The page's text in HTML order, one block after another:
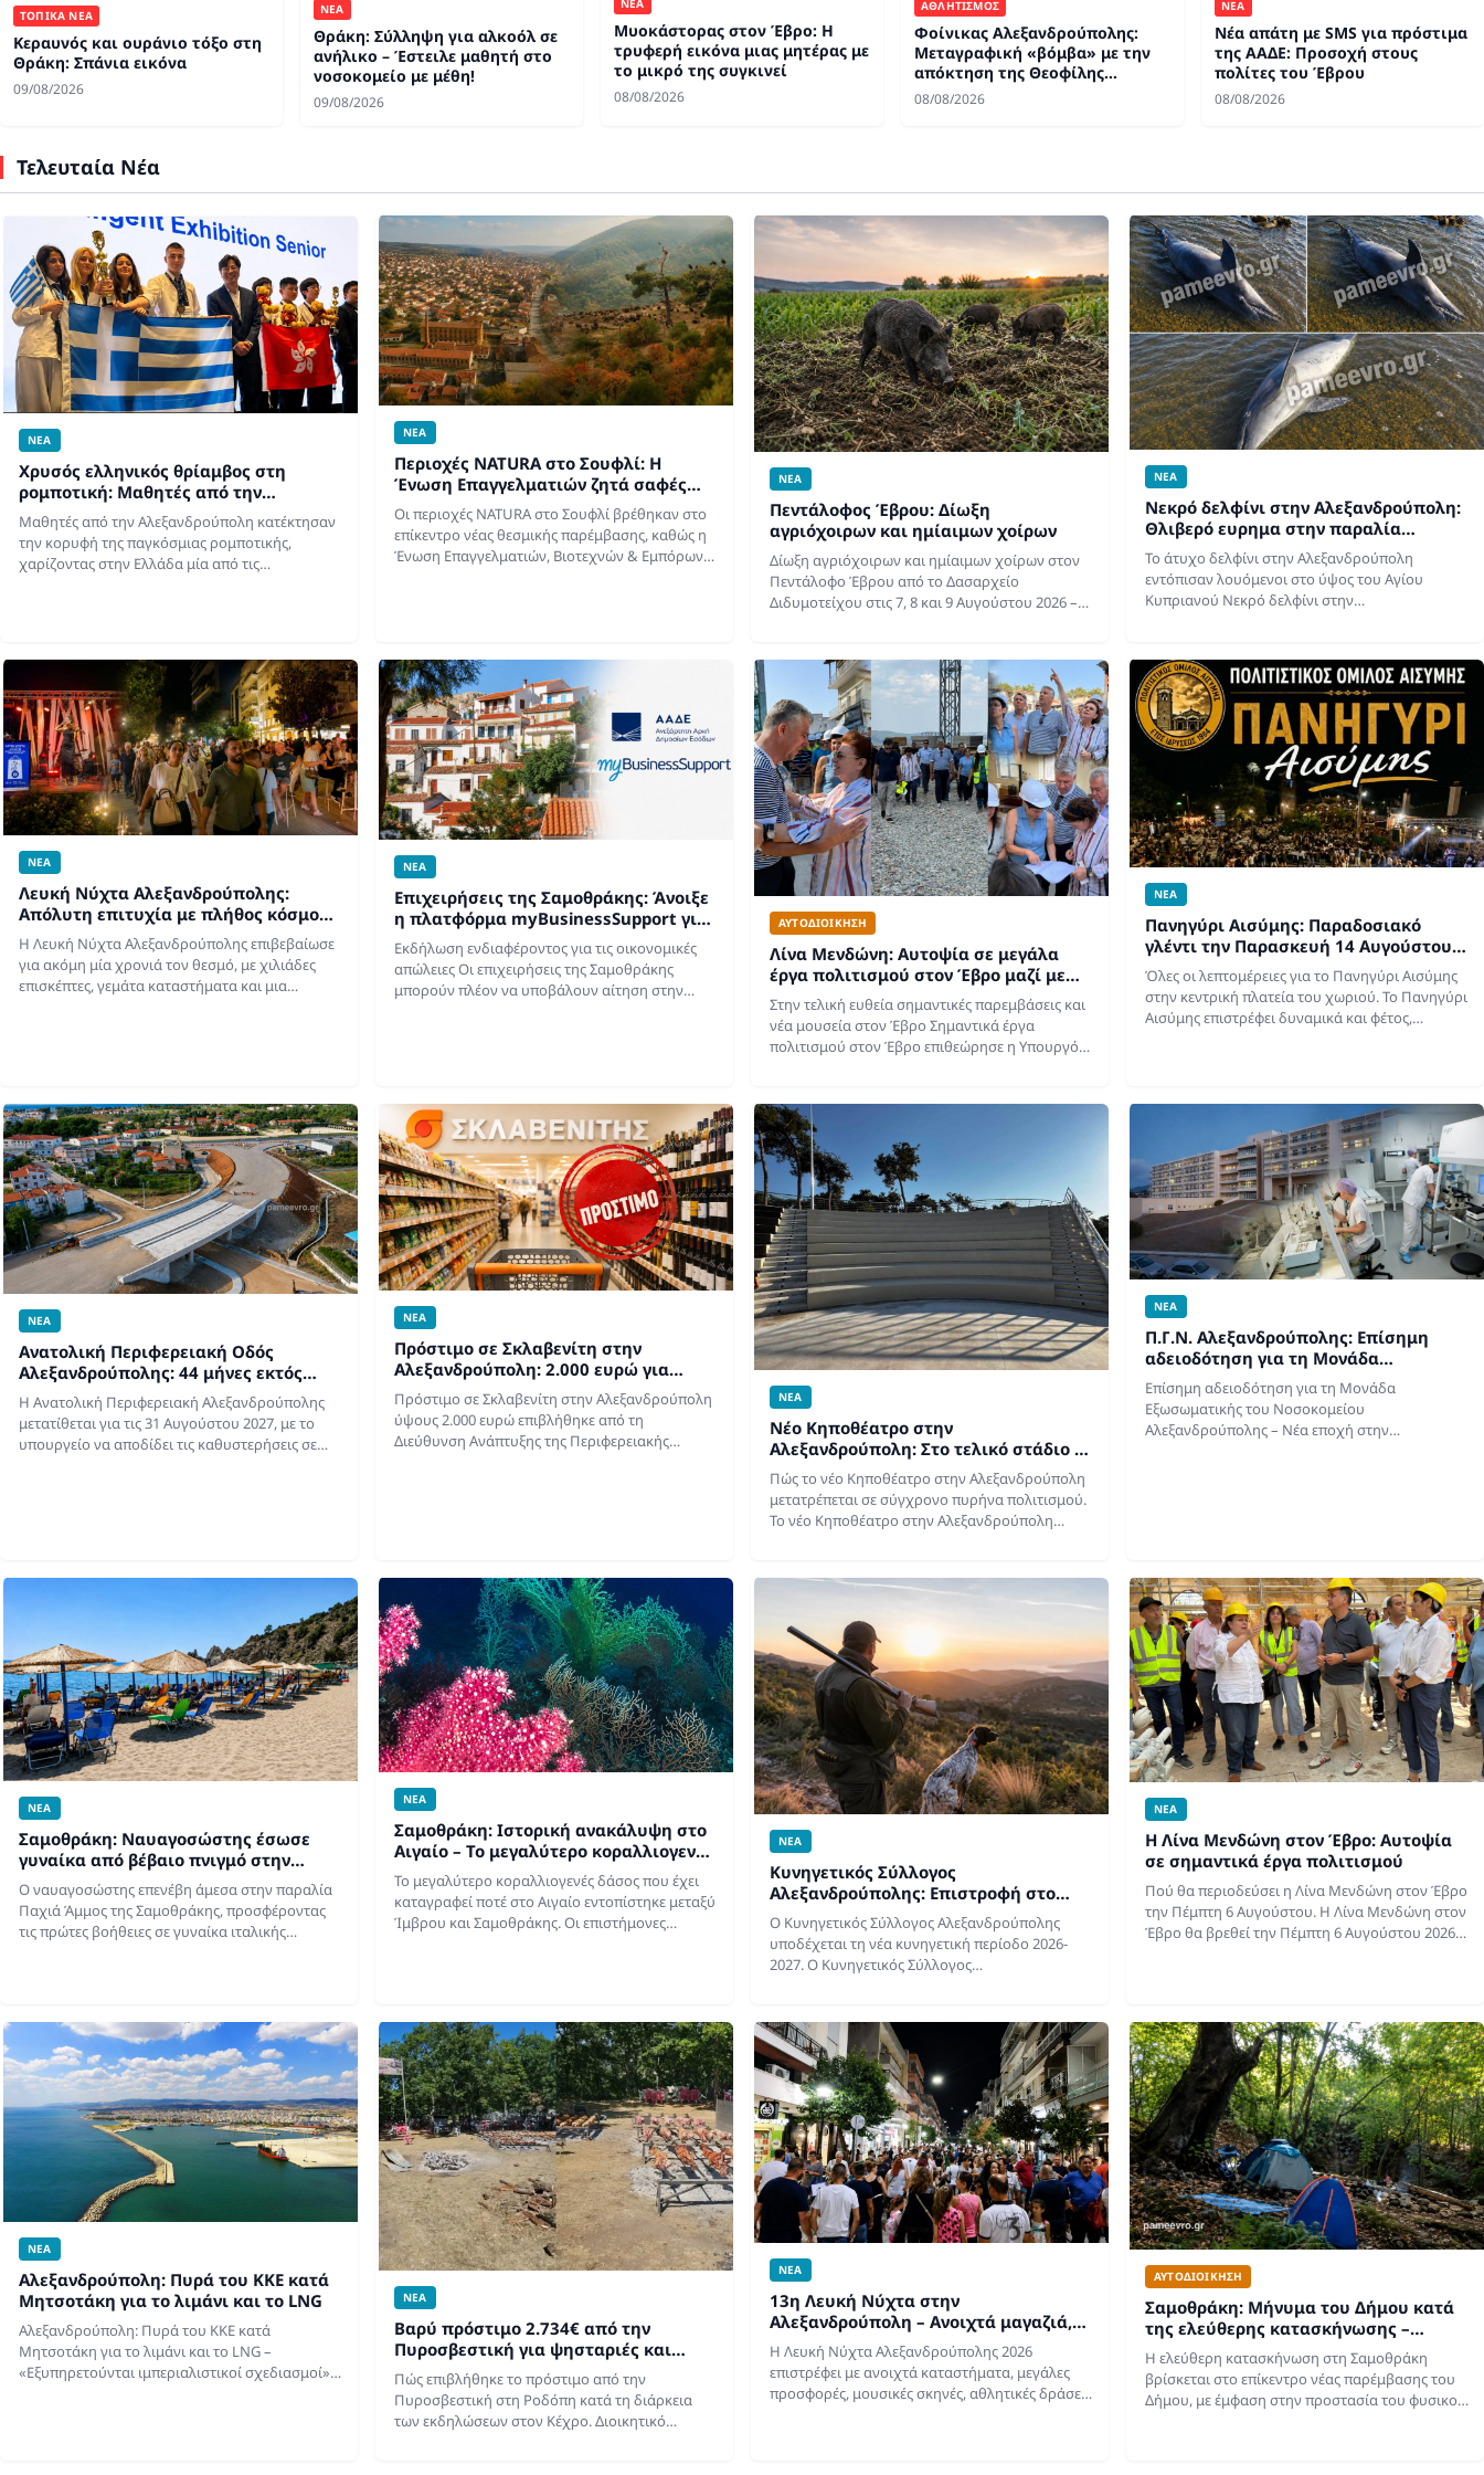
ΤΟΠΙΚΑ ΝΕΑ
Κεραυνός και ουράνιο τόξο στη
Θράκη: Σπάνια εικόνα
09/08/2026
ΝΕΑ
Θράκη: Σύλληψη για αλκοόλ σε
ανήλικο – Έστειλε μαθητή στο
νοσοκομείο με μέθη!
09/08/2026
ΝΕΑ
Μυοκάστορας στον Έβρο: Η
τρυφερή εικόνα μιας μητέρας με
το μικρό της συγκινεί
08/08/2026
ΑΘΛΗΤΙΣΜΟΣ
Φοίνικας Αλεξανδρούπολης:
Μεταγραφική «βόμβα» με την
απόκτηση της Θεοφίλης
Χαμαλίδου
08/08/2026
ΝΕΑ
Νέα απάτη με SMS για πρόστιμα
της ΑΑΔΕ: Προσοχή στους
πολίτες του Έβρου
08/08/2026
Τελευταία Νέα
ΝΕΑ
Χρυσός ελληνικός θρίαμβος στη
ρομποτική: Μαθητές από την
Αλεξανδρούπολη κατέκτησαν τον
κόσμο στο Χονγκ Κονγκ
Μαθητές από την Αλεξανδρούπολη κατέκτησαν
την κορυφή της παγκόσμιας ρομποτικής,
χαρίζοντας στην Ελλάδα μία από τις
ΝΕΑ
Περιοχές NATURA στο Σουφλί: Η
Ένωση Επαγγελματιών ζητά σαφές
χρονοδιάγραμμα
Οι περιοχές NATURA στο Σουφλί βρέθηκαν στο
επίκεντρο νέας θεσμικής παρέμβασης, καθώς η
Ένωση Επαγγελματιών, Βιοτεχνών & Εμπόρων
ΝΕΑ
Πεντάλοφος Έβρου: Δίωξη
αγριόχοιρων και ημίαιμων χοίρων
Δίωξη αγριόχοιρων και ημίαιμων χοίρων στον
Πεντάλοφο Έβρου από το Δασαρχείο
Διδυμοτείχου στις 7, 8 και 9 Αυγούστου 2026 –
ΝΕΑ
Νεκρό δελφίνι στην Αλεξανδρούπολη:
Θλιβερό ευρημα στην παραλία
Φοίνικας
Το άτυχο δελφίνι στην Αλεξανδρούπολη
εντόπισαν λουόμενοι στο ύψος του Αγίου
Κυπριανού Νεκρό δελφίνι στην
αναστάτωση στους πολίτες που βρίσκονταν
στο…
ΝΕΑ
Λευκή Νύχτα Αλεξανδρούπολης:
Απόλυτη επιτυχία με πλήθος κόσμου
και χαμόγελα
Η Λευκή Νύχτα Αλεξανδρούπολης επιβεβαίωσε
για ακόμη μία χρονιά τον θεσμό, με χιλιάδες
επισκέπτες, γεμάτα καταστήματα και μια
ΝΕΑ
Επιχειρήσεις της Σαμοθράκης: Άνοιξε
η πλατφόρμα myBusinessSupport για
την ενίσχυση
Εκδήλωση ενδιαφέροντος για τις οικονομικές
απώλειες Οι επιχειρήσεις της Σαμοθράκης
μπορούν πλέον να υποβάλουν αίτηση στην
ΑΥΤΟΔΙΟΙΚΗΣΗ
Λίνα Μενδώνη: Αυτοψία σε μεγάλα
έργα πολιτισμού στον Έβρο μαζί με
τον Τοψίδη
Στην τελική ευθεία σημαντικές παρεμβάσεις και
νέα μουσεία στον Έβρο Σημαντικά έργα
πολιτισμού στον Έβρο επιθεώρησε η Υπουργός
στην…
ΝΕΑ
Πανηγύρι Αισύμης: Παραδοσιακό
γλέντι την Παρασκευή 14 Αυγούστου
2026
Όλες οι λεπτομέρειες για το Πανηγύρι Αισύμης
στην κεντρική πλατεία του χωριού. To Πανηγύρι
Αισύμης επιστρέφει δυναμικά και φέτος,
ΝΕΑ
Ανατολική Περιφερειακή Οδός
Αλεξανδρούπολης: 44 μήνες εκτός
χρονοδιαγράμματος – Μετάθεση
ολοκλήρωσης το 2027
Η Ανατολική Περιφερειακή Αλεξανδρούπολης
μετατίθεται για τις 31 Αυγούστου 2027, με το
υπουργείο να αποδίδει τις καθυστερήσεις σε
ΝΕΑ
Πρόστιμο σε Σκλαβενίτη στην
Αλεξανδρούπολη: 2.000 ευρώ για
παράβαση κανόνων ΔΙ.Ε.Π.Π.Υ.
Πρόστιμο σε Σκλαβενίτη στην Αλεξανδρούπολη
ύψους 2.000 ευρώ επιβλήθηκε από τη
Διεύθυνση Ανάπτυξης της Περιφερειακής
ΝΕΑ
Νέο Κηποθέατρο στην
Αλεξανδρούπολη: Στο τελικό στάδιο οι
εργασίες στο Πάρκο Προσκόπων
Πώς το νέο Κηποθέατρο στην Αλεξανδρούπολη
μετατρέπεται σε σύγχρονο πυρήνα πολιτισμού.
Το νέο Κηποθέατρο στην Αλεξανδρούπολη
τελικό τους στάδιο.…
ΝΕΑ
Π.Γ.Ν. Αλεξανδρούπολης: Επίσημη
αδειοδότηση για τη Μονάδα
Εξωσωματικής – Νέα εποχή στην
Υποβοηθούμενη Αναπαραγωγή
Επίσημη αδειοδότηση για τη Μονάδα
Εξωσωματικής του Νοσοκομείου
Αλεξανδρούπολης – Νέα εποχή στην
ΝΕΑ
Σαμοθράκη: Ναυαγοσώστης έσωσε
γυναίκα από βέβαιο πνιγμό στην
Παχιά Άμμο
Ο ναυαγοσώστης επενέβη άμεσα στην παραλία
Παχιά Άμμος της Σαμοθράκης, προσφέροντας
τις πρώτες βοήθειες σε γυναίκα ιταλικής
ΝΕΑ
Σαμοθράκη: Ιστορική ανακάλυψη στο
Αιγαίο – Το μεγαλύτερο κοραλλιογενές
δάσος εντοπίστηκε ανοιχτά του
νησιού (ΒΙΝΤΕΟ)
Το μεγαλύτερο κοραλλιογενές δάσος που έχει
καταγραφεί ποτέ στο Αιγαίο εντοπίστηκε μεταξύ
Ίμβρου και Σαμοθράκης. Οι επιστήμονες
ΝΕΑ
Κυνηγετικός Σύλλογος
Αλεξανδρούπολης: Επιστροφή στο
καθεστώς προ τριετίας για τη νέα
σεζόν
O Κυνηγετικός Σύλλογος Αλεξανδρούπολης
υποδέχεται τη νέα κυνηγετική περίοδο 2026-
2027. Ο Κυνηγετικός Σύλλογος
τοπική κυνηγετική οικογένεια ενόψει της…
ΝΕΑ
Η Λίνα Μενδώνη στον Έβρο: Αυτοψία
σε σημαντικά έργα πολιτισμού
Πού θα περιοδεύσει η Λίνα Μενδώνη στον Έβρο
την Πέμπτη 6 Αυγούστου. Η Λίνα Μενδώνη στον
Έβρο θα βρεθεί την Πέμπτη 6 Αυγούστου 2026,
ΝΕΑ
Αλεξανδρούπολη: Πυρά του ΚΚΕ κατά
Μητσοτάκη για το λιμάνι και το LNG
Αλεξανδρούπολη: Πυρά του ΚΚΕ κατά
Μητσοτάκη για το λιμάνι και το LNG –
«Εξυπηρετούνται ιμπεριαλιστικοί σχεδιασμοί»
ΝΕΑ
Βαρύ πρόστιμο 2.734€ από την
Πυροσβεστική για ψησταριές και
σούβλες στο πανηγύρι “Χίλια” στη
Ροδόπη
Πώς επιβλήθηκε το πρόστιμο από την
Πυροσβεστική στη Ροδόπη κατά τη διάρκεια
των εκδηλώσεων στον Κέχρο. Διοικητικό
ΝΕΑ
13η Λευκή Νύχτα στην
Αλεξανδρούπολη – Ανοιχτά μαγαζιά,
προσφορές και live μουσική ως τα
μεσάνυχτα!
Η Λευκή Νύχτα Αλεξανδρούπολης 2026
επιστρέφει με ανοιχτά καταστήματα, μεγάλες
προσφορές, μουσικές σκηνές, αθλητικές δράσεις
ΑΥΤΟΔΙΟΙΚΗΣΗ
Σαμοθράκη: Μήνυμα του Δήμου κατά
της ελεύθερης κατασκήνωσης –
Έκκληση για σεβασμό στη φύση
Η ελεύθερη κατασκήνωση στη Σαμοθράκη
βρίσκεται στο επίκεντρο νέας παρέμβασης του
Δήμου, με έμφαση στην προστασία του φυσικού